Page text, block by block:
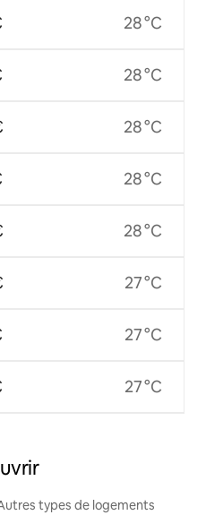
28 °C
28 °C
28 °C
28 °C
28 °C
27 °C
27 °C
27 °C
types de logements